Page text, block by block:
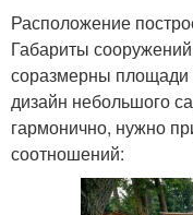
Расположение
Габариты
соразмерны
дизайн небольшого
гармонично, нужно
соотношений: